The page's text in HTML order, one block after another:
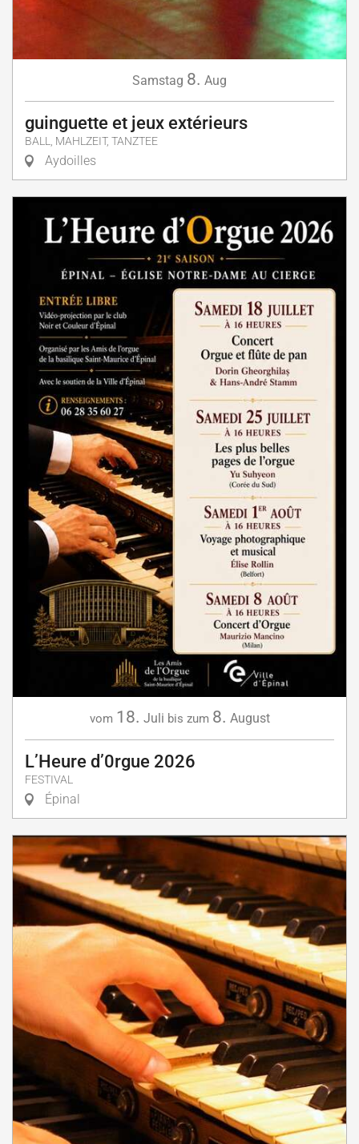
Samstag 8. Aug
guinguette et jeux extérieurs
BALL, MAHLZEIT, TANZTEE
Aydoilles
vom 18. Juli bis zum 8. August
L’Heure d’0rgue 2026
FESTIVAL
Épinal